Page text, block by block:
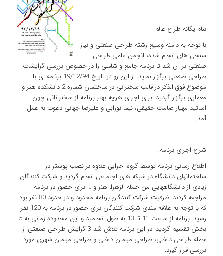
بنام یگانه طراح عالم
با توجه به دامنه وسیع رشته طراحی صنعتی و نیاز
سنجی های انجام شده، انجمن علمی طراحی
صنعتی بر آن شد تا برنامه جامع و شاملی را در خصوص بررسی گرایشات
طراحی صنعتی برگزار نماید. از این رو در تاریخ 19/12/94 برنامه ای با
موضوع فوق الذکر در قالب سخنرانی در ساختمان شماره 2 دانشکده هنر و
معماری برگزار گردید. برای اجرای هرچه بهتر برنامه از سخنرانانی چون
اساتید مهیار صامت حقیقی، نیما نورایی و علیرضا جهانی دعوت به عمل
آمد.
شرح اجرای برنامه:
اطلاع رسانی برنامه توسط گروه اجرایی علاوه بر نصب پوستر در
ساختمانهای دانشگاه در شبکه های اجتماعی انجام گردید و شرکت کنندگان
زیادی از دانشگاههایی من جمله الزهرا، هنر و … برای حضور در برنامه
مراجعه کردند. ظرفیت شرکت کنندگان برنامه محدود و در حدود 80 نفر بود
که با توجه به علاقه مندی شرکت کنندگان برای حضور در برنامه به 120 نفر
رسید. برنامه از ساعت 11 تا 13 به طول انجامید و این محدوده زمانی به 5
بخش تقسیم گردید. در این برنامه تلاش شد 3 گرایش طراحی صنعتی از
جمله طراحی داخلی، طراحی مبلمان داخلی و طراحی مبلمان شهری مورد
بررسی قرار گیرد.